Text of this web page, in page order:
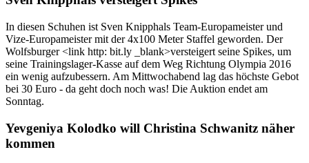
In diesen Schuhen ist Sven Knipphals Team-Europameister und
Vize-Europameister mit der 4x100 Meter Staffel geworden. Der
Wolfsburger <link http: bit.ly _blank>versteigert seine Spikes, um
seine Trainingslager-Kasse auf dem Weg Richtung Olympia 2016
ein wenig aufzubessern. Am Mittwochabend lag das höchste Gebot
bei 30 Euro - da geht doch noch was! Die Auktion endet am
Sonntag.
Yevgeniya Kolodko will Christina Schwanitz näher
kommen